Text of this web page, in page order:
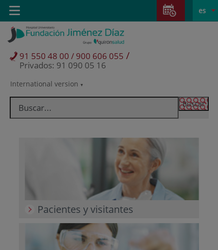
Saltar al contenido
Saltar
contenido
Selector
idioma
activo
es
International version
91 550 48 00 / 900 606 055 /
Privados: 91 090 05 16
Toggle
navigation
Pacientes y visitantes